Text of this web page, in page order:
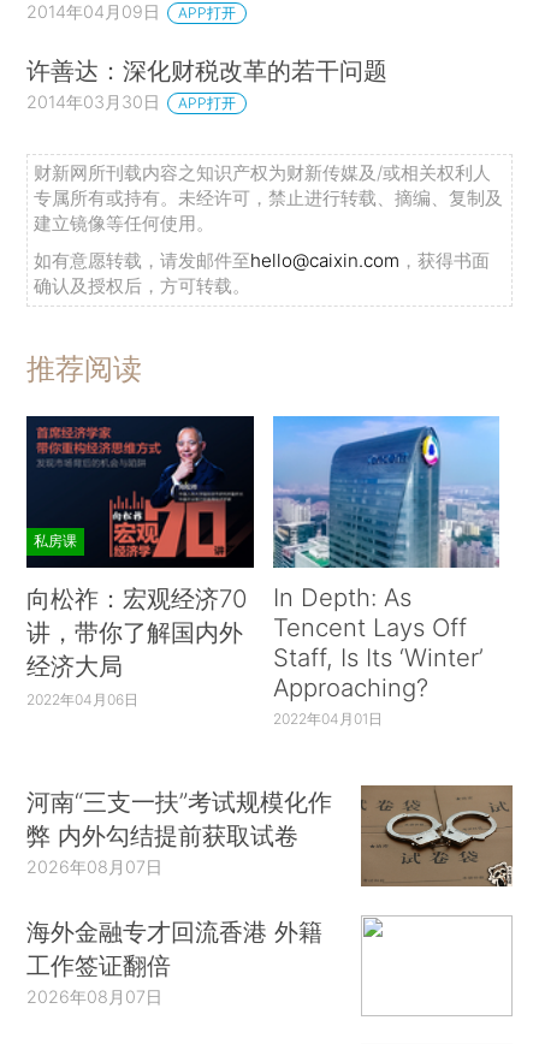
2014年04月09日 APP打开
许善达：深化财税改革的若干问题
2014年03月30日 APP打开
财新网所刊载内容之知识产权为财新传媒及/或相关权利人
专属所有或持有。未经许可，禁止进行转载、摘编、复制及
建立镜像等任何使用。
如有意愿转载，请发邮件至hello@caixin.com ，获得书面
确认及授权后，方可转载。
推荐阅读
私房课
向松祚：宏观经济70
讲，带你了解国内外
经济大局
2022年04月06日
In Depth: As
Tencent Lays Off
Staff, Is Its ‘Winter’
Approaching?
2022年04月01日
河南“三支一扶”考试规模化作
弊 内外勾结提前获取试卷
2026年08月07日
海外金融专才回流香港 外籍
工作签证翻倍
2026年08月07日